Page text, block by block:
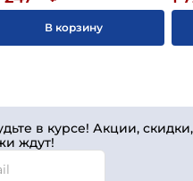
В корзину
в курсе! Акции, скидки,
ждут!